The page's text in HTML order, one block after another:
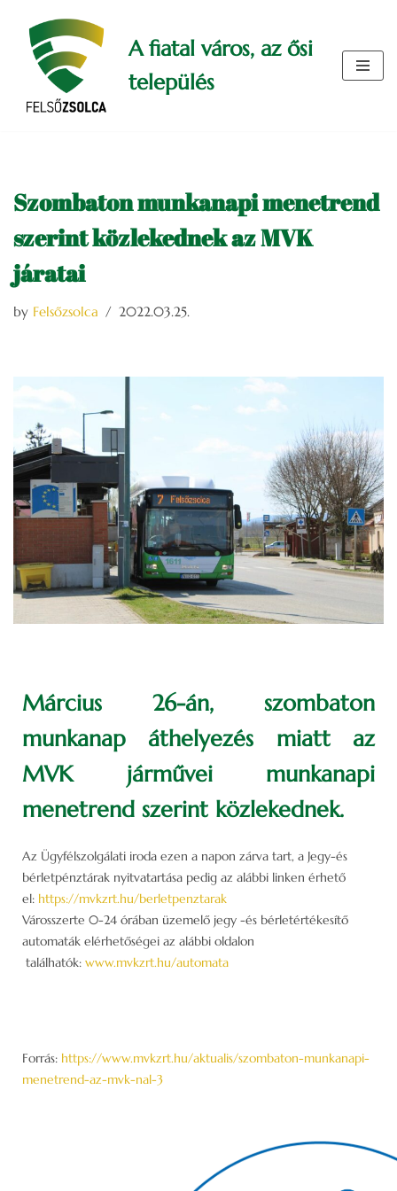
Skip
content
A fiatal város, az ősi
település
Szombaton munkanapi menetrend
szerint közlekednek az MVK
járatai
by Felsőzsolca 2022.03.25.
Március 26-án, szombaton
munkanap áthelyezés miatt az
MVK járművei munkanapi
menetrend szerint közlekednek.
Az Ügyfélszolgálati iroda ezen a napon zárva tart, a Jegy-és
bérletpénztárak nyitvatartása pedig az alábbi linken érhető
el: https://mvkzrt.hu/berletpenztarak
Városszerte 0-24 órában üzemelő jegy -és bérletértékesítő
automaták elérhetőségei az alábbi oldalon
találhatók: www.mvkzrt.hu/automata
Forrás: https://www.mvkzrt.hu/aktualis/szombaton-munkanapi-
menetrend-az-mvk-nal-3